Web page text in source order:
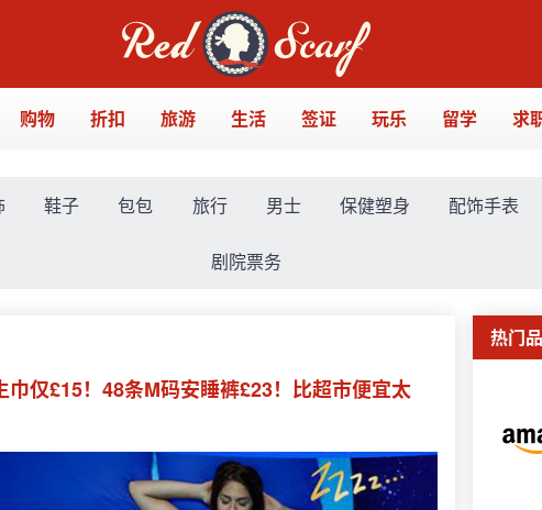
购物 折扣 旅游 生活 签证 玩乐 留学 求
鞋子 包包 旅行 男士 保健塑身 配饰手表
剧院票务
仅£15！48条M码安睡裤£23！比超市便宜太
热门